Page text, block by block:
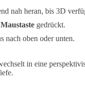
nah heran, bis 3D
gedrückt.
nach oben oder unten.
in eine